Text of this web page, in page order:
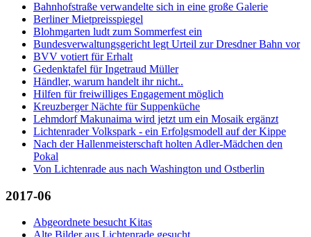
Bahnhofstraße verwandelte sich in eine große Galerie
Berliner Mietpreisspiegel
Blohmgarten ludt zum Sommerfest ein
Bundesverwaltungsgericht legt Urteil zur Dresdner Bahn vor
BVV votiert für Erhalt
Gedenktafel für Ingetraud Müller
Händler, warum handelt ihr nicht..
Hilfen für freiwilliges Engagement möglich
Kreuzberger Nächte für Suppenküche
Lehmdorf Makunaima wird jetzt um ein Mosaik ergänzt
Lichtenrader Volkspark - ein Erfolgsmodell auf der Kippe
Nach der Hallenmeisterschaft holten Adler-Mädchen den
Pokal
Von Lichtenrade aus nach Washington und Ostberlin
2017-06
Abgeordnete besucht Kitas